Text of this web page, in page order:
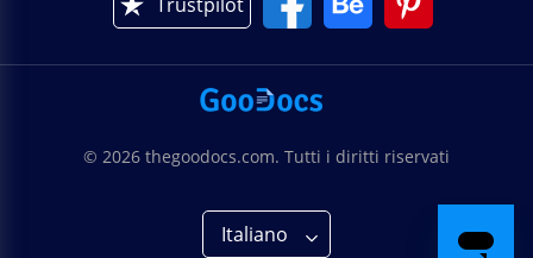
© 2026 thegoodocs.com. Tutti i diritti riservati
Italiano